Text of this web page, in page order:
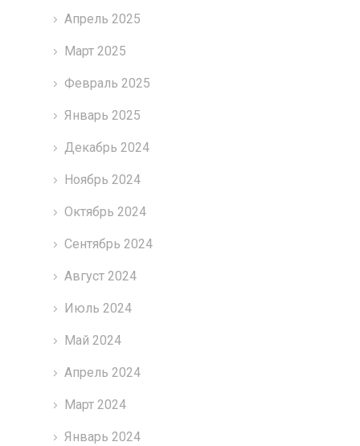
Апрель 2025
Март 2025
Февраль 2025
Январь 2025
Декабрь 2024
Ноябрь 2024
Октябрь 2024
Сентябрь 2024
Август 2024
Июль 2024
Май 2024
Апрель 2024
Март 2024
Январь 2024